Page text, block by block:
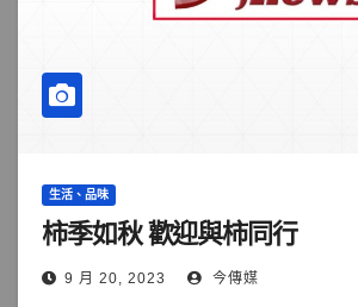
生活、品味
柿季如秋 歡迎與柿同行
9 月 20, 2023 今傳媒